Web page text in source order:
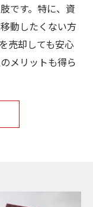
です。特に、資
動したくない方
売却しても安心
メリットも得ら